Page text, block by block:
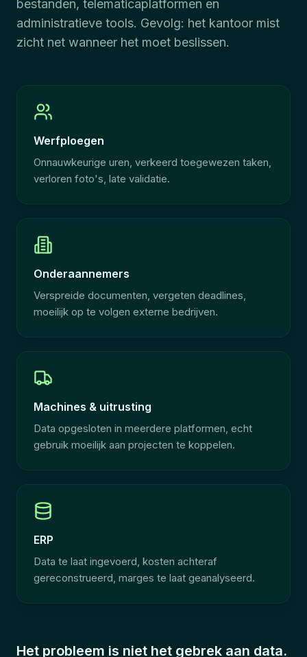
bestanden, telematicaplatformen en
administratieve tools. Gevolg: het kantoor mist
zicht net wanneer het moet beslissen.
Werfploegen
Onnauwkeurige uren, verkeerd toegewezen taken,
verloren foto's, late validatie.
Onderaannemers
Verspreide documenten, vergeten deadlines,
moeilijk op te volgen externe bedrijven.
Machines & uitrusting
Data opgesloten in meerdere platformen, echt
gebruik moeilijk aan projecten te koppelen.
ERP
Data te laat ingevoerd, kosten achteraf
gereconstrueerd, marges te laat geanalyseerd.
Het probleem is niet het gebrek aan data.